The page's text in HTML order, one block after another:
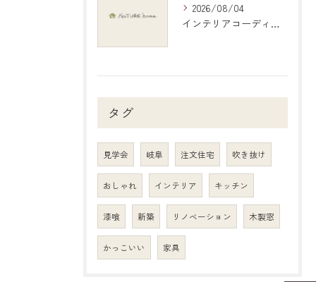
2026/08/04
インテリアコーディネートで岐阜県岐阜市の暮らしを彩る具体アイデアと地元デザイン活用術
タグ
見学会 岐阜 注文住宅 吹き抜け
おしゃれ インテリア キッチン
漆喰 新築 リノベーション 木製窓
かっこいい 家具